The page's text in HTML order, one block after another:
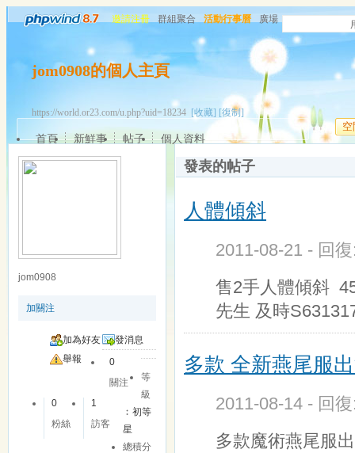
邀請注冊 群組聚合 活動行事曆 廣場
jom0908的個人主頁
https://world.or23.com/u.php?uid=18234 [收藏] [復制]
空
首頁 新鮮事 帖子 個人資料
jom0908
加關注
加為好友
發消息
舉報
0
關注
0
粉絲
1
訪客
等
級
︰初等
星
總積分
發表的帖子
人體傾斜
2011-08-21 - 回
售2手人體傾斜
先生 及時
多款 全新燕尾服
2011-08-14 - 回
多款魔術燕尾服